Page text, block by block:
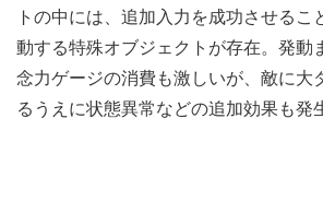
トの中には、追加入力を成功させるこ
動する特殊オブジェクトが存在。発動
念力ゲージの消費も激しいが、敵に大
るうえに状態異常などの追加効果も発